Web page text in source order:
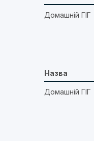
Домашній ГІГ
Назва
Домашній ГІГ